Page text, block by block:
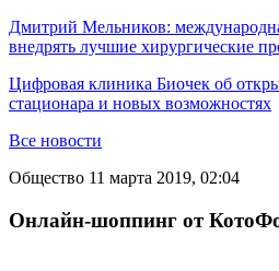
Дмитрий Мельников:
внедрять лучшие хирургические
Цифровая клиника Биочек об
стационара и новых возможностях
Все новости
Общество 11 марта 2019, 02:04
Онлайн-шоппинг от